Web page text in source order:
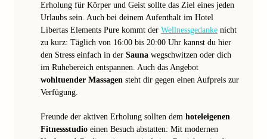
Erholung für Körper und Geist sollte das Ziel eines jeden
Urlaubs sein. Auch bei deinem Aufenthalt im Hotel
Libertas Elements Pure kommt der Wellnessgedanke nicht
zu kurz: Täglich von 16:00 bis 20:00 Uhr kannst du hier
den Stress einfach in der Sauna wegschwitzen oder dich
im Ruhebereich entspannen. Auch das Angebot
wohltuender Massagen steht dir gegen einen Aufpreis zur
Verfügung.
Freunde der aktiven Erholung sollten dem hoteleigenen
Fitnessstudio einen Besuch abstatten: Mit modernen